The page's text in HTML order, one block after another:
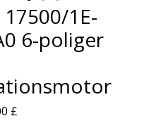
17500/1E-
6-poliger
£